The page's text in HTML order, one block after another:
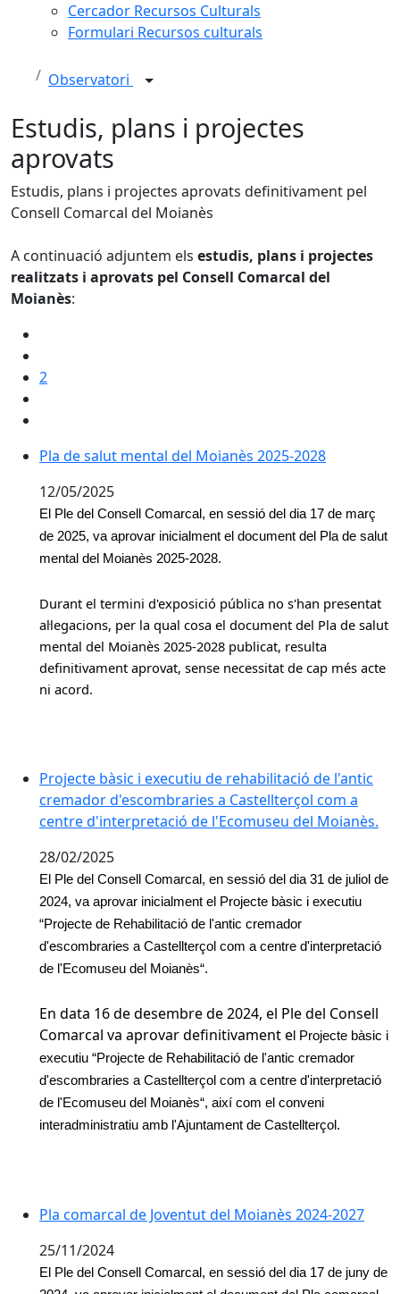
Cercador Recursos Culturals
Formulari Recursos culturals
Observatori
Estudis, plans i projectes
aprovats
Estudis, plans i projectes aprovats definitivament pel
Consell Comarcal del Moianès
A continuació adjuntem els estudis, plans i projectes
realitzats i aprovats pel Consell Comarcal del
Moianès:
2
Pla de salut mental del Moianès 2025-2028
12/05/2025
El Ple del Consell Comarcal, en sessió del dia 17 de març
de 2025, va aprovar inicialment el document del Pla de salut
mental del Moianès 2025-2028.
Durant el termini d'exposició pública no s'han presentat
al·legacions, per la qual cosa el document del Pla de salut
mental del Moianès 2025-2028 publicat, resulta
definitivament aprovat, sense necessitat de cap més acte
ni acord.
Projecte bàsic i executiu de rehabilitació de l'antic
cremador d'escombraries a Castellterçol com a
centre d'interpretació de l'Ecomuseu del Moianès.
28/02/2025
El Ple del Consell Comarcal, en sessió del dia 31 de juliol de
2024, va aprovar inicialment el Projecte bàsic i executiu
“Projecte de Rehabilitació de l'antic cremador
d'escombraries a Castellterçol com a centre d'interpretació
de l'Ecomuseu del Moianès“.
En data 16 de desembre de 2024, el Ple del Consell
Comarcal va aprovar definitivament e l Projecte bàsic i
executiu “Projecte de Rehabilitació de l'antic cremador
d'escombraries a Castellterçol com a centre d'interpretació
de l'Ecomuseu del Moianès“, així com el conveni
interadministratiu amb l'Ajuntament de Castellterçol.
Pla comarcal de Joventut del Moianès 2024-2027
25/11/2024
El Ple del Consell Comarcal, en sessió del dia 17 de juny de